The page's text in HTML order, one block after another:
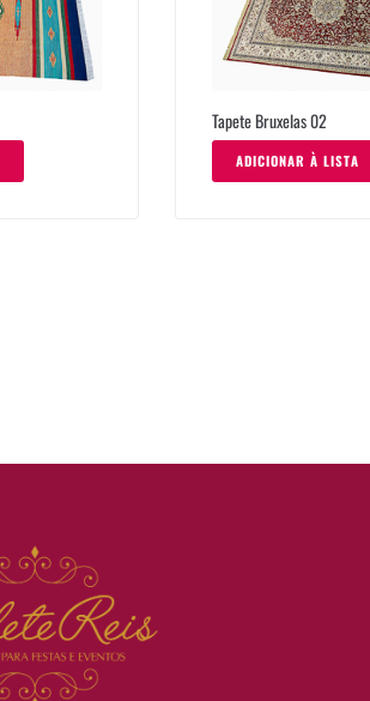
Tapete Bruxelas 02
ADICIONAR À LISTA